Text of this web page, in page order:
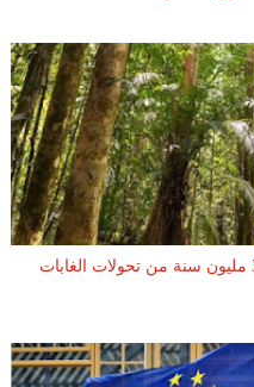
بحلول 2050 .. تغير المناخ قد يعادل 3.3 مليون سنة من تحولات الغابات